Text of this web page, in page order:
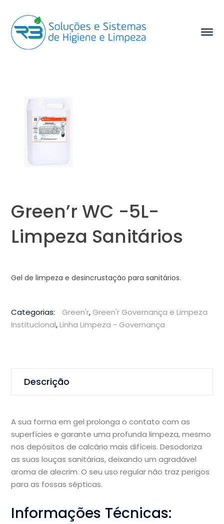
Green’r WC -5L-
Limpeza Sanitários
Gel de limpeza e desincrustação para sanitários.
Categorias: Green'r, Green'r Governança e Limpeza
Institucional,Linha Limpeza - Governança
Descrição
A sua forma em gel prolonga o contato com as
superfícies e garante uma profunda limpeza, mesmo
nos depósitos de calcário mais difíceis. Desodoriza
as suas louças sanitárias, deixando um agradável
aroma de alecrim. O seu uso regular não traz perigos
para as fossas sépticas.
Informações Técnicas: